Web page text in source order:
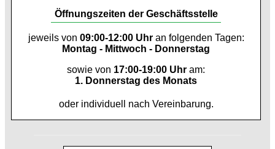
Öffnungszeiten der Geschäftsstelle
jeweils von 09:00-12:00 Uhran folgenden Tagen:
Montag - Mittwoch - Donnerstag
sowie von 17:00-19:00 Uhr am:
1. Donnerstag des Monats
oder individuell nach Vereinbarung.